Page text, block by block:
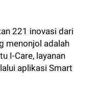
221 inovasi dari
menonjol adalah
I-Care, layanan
aplikasi Smart